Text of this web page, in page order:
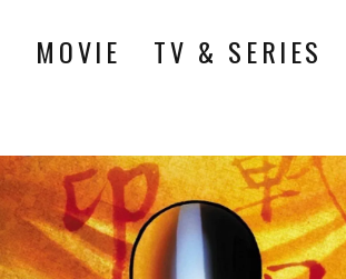
MOVIE TV & SERIES